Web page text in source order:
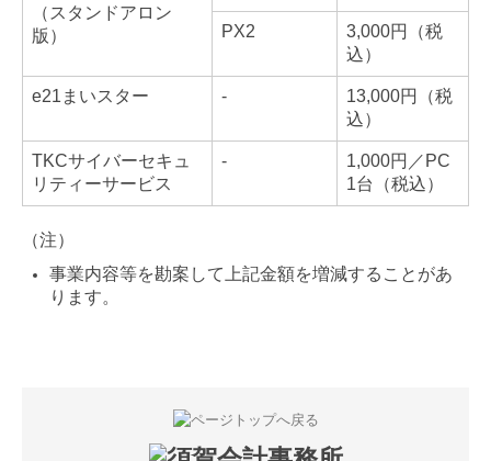
（スタンドアロン
版）
PX2
3,000円（税
込）
e21まいスター -
13,000円（税
込）
TKCサイバーセキュ
リティーサービス
-
1,000円／PC
1台（税込）
（注）
事業内容等を勘案して上記金額を増減することがあ
ります。